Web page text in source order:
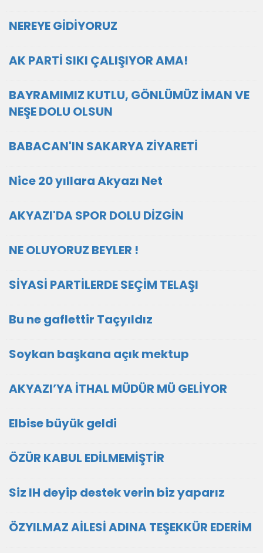
NEREYE GİDİYORUZ
AK PARTİ SIKI ÇALIŞIYOR AMA!
BAYRAMIMIZ KUTLU, GÖNLÜMÜZ İMAN VE
NEŞE DOLU OLSUN
BABACAN'IN SAKARYA ZİYARETİ
Nice 20 yıllara Akyazı Net
AKYAZI'DA SPOR DOLU DİZGİN
NE OLUYORUZ BEYLER !
SİYASİ PARTİLERDE SEÇİM TELAŞI
Bu ne gaflettir Taçyıldız
Soykan başkana açık mektup
AKYAZI’YA İTHAL MÜDÜR MÜ GELİYOR
Elbise büyük geldi
ÖZÜR KABUL EDİLMEMİŞTİR
Siz IH deyip destek verin biz yaparız
ÖZYILMAZ AİLESİ ADINA TEŞEKKÜR EDERİM